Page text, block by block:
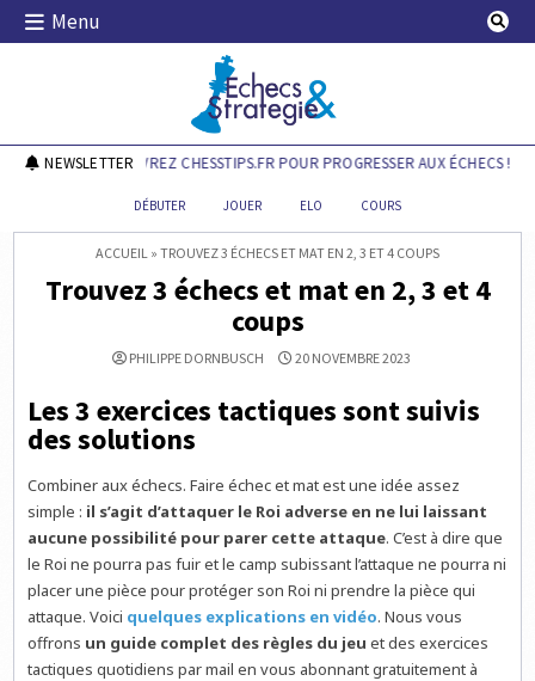
Skip
Menu
Echecs & Stratégie
NEWSLETTER
DÉCOUVREZ CHESSTIPS.FR POUR PROGRESSER AUX ÉCHECS !
DÉBUTER JOUER ELO COURS
ACCUEIL » TROUVEZ 3 ÉCHECS ET MAT EN 2, 3 ET 4 COUPS
Trouvez 3 échecs et mat en 2, 3 et 4
coups
PHILIPPE DORNBUSCH 20 NOVEMBRE 2023
Les 3 exercices tactiques sont suivis
des solutions
Combiner aux échecs. Faire échec et mat est une idée assez
simple : il s’agit d’attaquer le Roi adverse en ne lui laissant
aucune possibilité pour parer cette attaque. C’est à dire que
le Roi ne pourra pas fuir et le camp subissant l’attaque ne pourra ni
placer une pièce pour protéger son Roi ni prendre la pièce qui
attaque. Voici quelques explications en vidéo. Nous vous
offrons un guide complet des règles du jeu et des exercices
tactiques quotidiens par mail en vous abonnant gratuitement à